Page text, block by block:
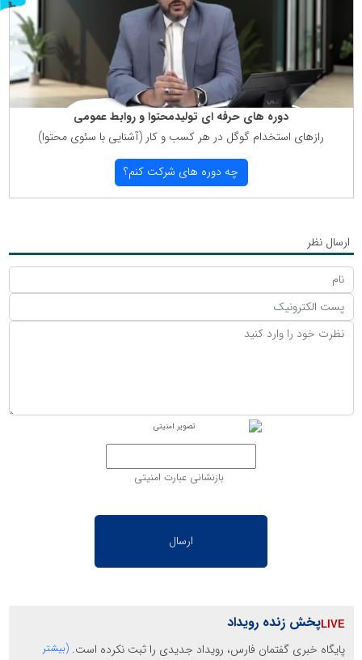
دوره های حرفه ای تولیدمحتوا و روابط عمومی
رازهای استخدام گوگل در هر كسب و كار (آشنایی با سئوی محتوا)
چه دوره های شركت كنم؟
ارسال نظر
بازنشانی عبارت امنیتی
پخش زنده رویداد
پایگاه خبری گفتمان فارس، رویداد جدیدی را ثبت نکرده است. (بیشتر
ر
و
ن
د
ه